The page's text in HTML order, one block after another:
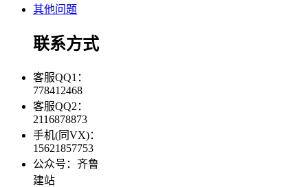
其他问题
联系方式
客服QQ1：
778412468
客服QQ2：
2116878873
手机(同VX)：
15621857753
公众号：齐鲁
建站